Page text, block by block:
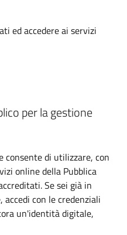
ed accedere ai servizi
per la gestione
consente di utilizzare, con
online della Pubblica
Se sei già in
con le credenziali
un'identità digitale,